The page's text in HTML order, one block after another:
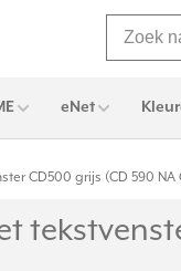
eNet
CD500 grijs (CD 590 NA